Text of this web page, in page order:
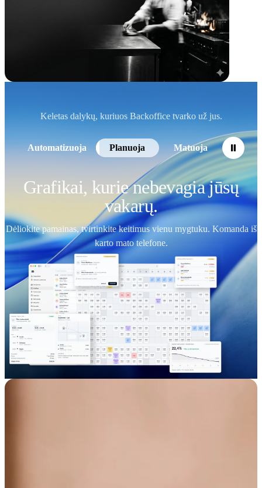
Keletas dalykų, kuriuos Backoffice tvarko už jus.
Automatizuoja Planuoja Matuoja
Grafikai, kurie nebevagia jūsų
vakarų.
Dėliokite pamainas, tvirtinkite keitimus vienu mygtuku. Komanda iš
karto mato telefone.